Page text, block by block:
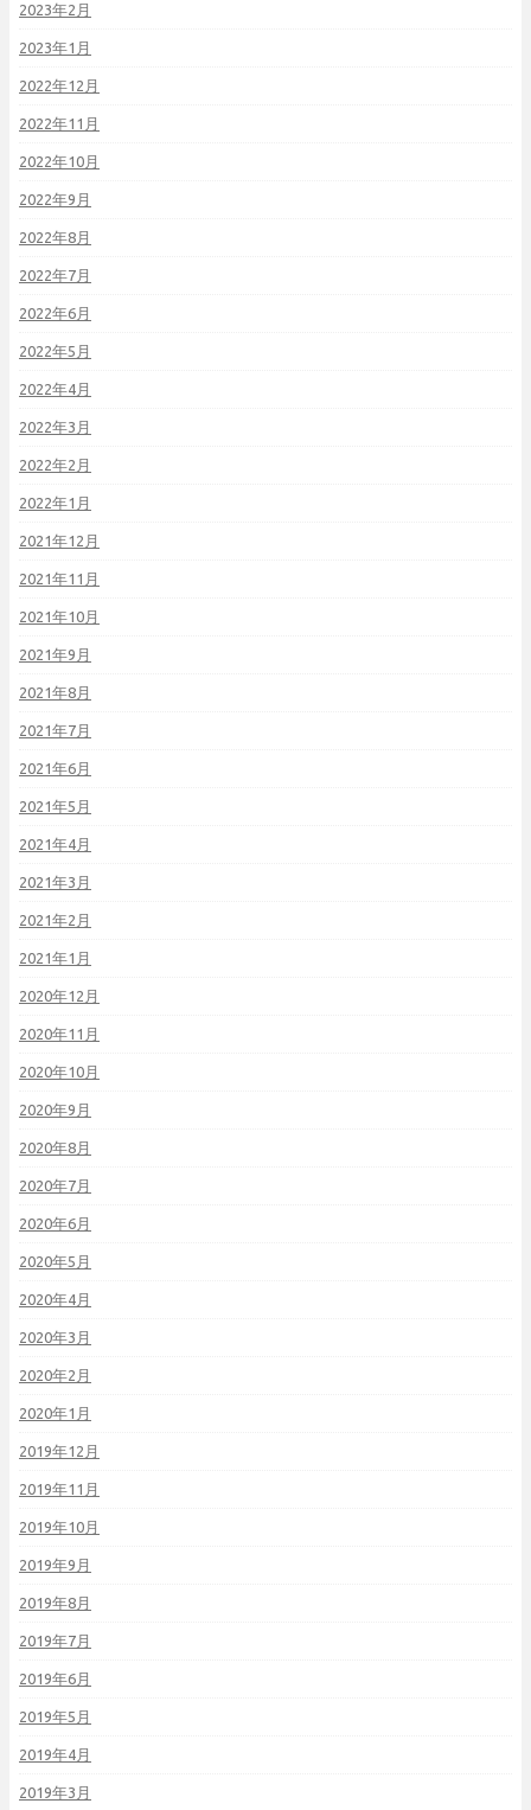
2023年2月
2023年1月
2022年12月
2022年11月
2022年10月
2022年9月
2022年8月
2022年7月
2022年6月
2022年5月
2022年4月
2022年3月
2022年2月
2022年1月
2021年12月
2021年11月
2021年10月
2021年9月
2021年8月
2021年7月
2021年6月
2021年5月
2021年4月
2021年3月
2021年2月
2021年1月
2020年12月
2020年11月
2020年10月
2020年9月
2020年8月
2020年7月
2020年6月
2020年5月
2020年4月
2020年3月
2020年2月
2020年1月
2019年12月
2019年11月
2019年10月
2019年9月
2019年8月
2019年7月
2019年6月
2019年5月
2019年4月
2019年3月